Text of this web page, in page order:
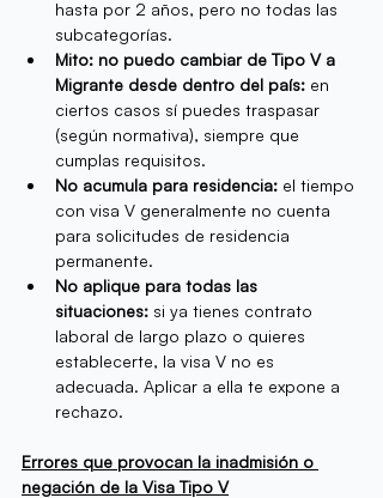
hasta por 2 años, pero no todas las
subcategorías.
Mito: no puedo cambiar de Tipo V a
Migrante desde dentro del país: en
ciertos casos sí puedes traspasar
(según normativa), siempre que
cumplas requisitos.
No acumula para residencia: el tiempo
con visa V generalmente no cuenta
para solicitudes de residencia
permanente.
No aplique para todas las
situaciones: si ya tienes contrato
laboral de largo plazo o quieres
establecerte, la visa V no es
adecuada. Aplicar a ella te expone a
rechazo.
Errores que provocan la inadmisión o
negación de la Visa Tipo V